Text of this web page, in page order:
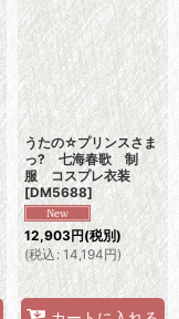
うたの☆プリンスさま
っ? 七海春歌 制
服 コスプレ衣装
[DM5688]
12,903円(税別)
(税込: 14,194円)